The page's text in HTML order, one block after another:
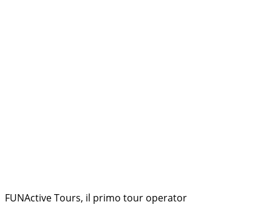
FUNActive Tours, il primo tour operator